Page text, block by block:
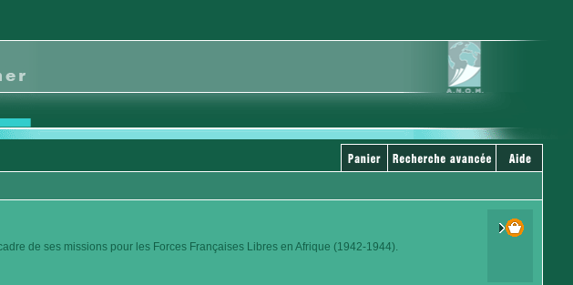
de ses missions pour les Forces Françaises Libres en Afrique (1942-1944).